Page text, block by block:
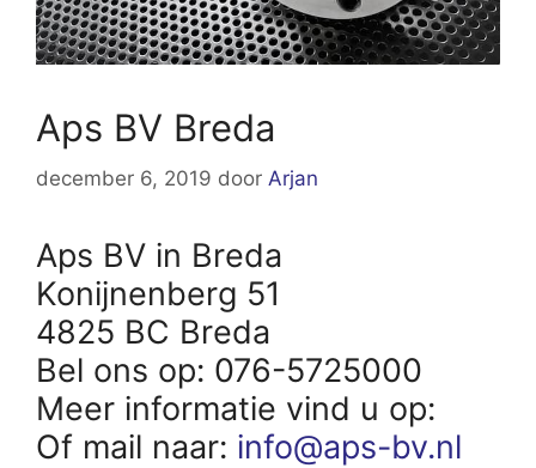
Aps BV Breda
december 6, 2019 door Arjan
Aps BV in Breda
Konijnenberg 51
4825 BC Breda
Bel ons op: 076-5725000
Meer informatie vind u op:
Of mail naar: info@aps-bv.nl